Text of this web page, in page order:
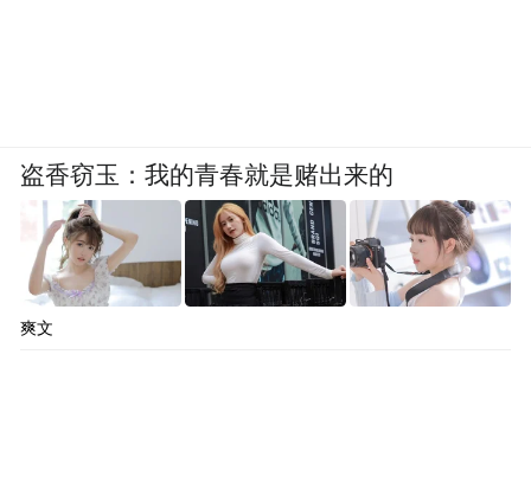
盗香窃玉：我的青春就是赌出来的
爽文